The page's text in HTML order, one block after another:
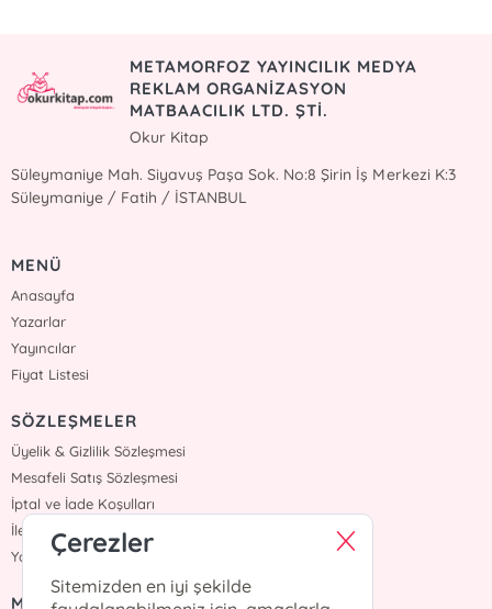
METAMORFOZ YAYINCILIK MEDYA
REKLAM ORGANİZASYON
MATBAACILIK LTD. ŞTİ.
Okur Kitap
Süleymaniye Mah. Siyavuş Paşa Sok. No:8 Şirin İş Merkezi K:3
Süleymaniye / Fatih / İSTANBUL
MENÜ
Anasayfa
Yazarlar
Yayıncılar
Fiyat Listesi
SÖZLEŞMELER
Üyelik & Gizlilik Sözleşmesi
Mesafeli Satış Sözleşmesi
İptal ve İade Koşulları
İletişim
Yardım
MÜŞTERİ HİZMETLERİ
Çerezler
Sitemizden en iyi şekilde